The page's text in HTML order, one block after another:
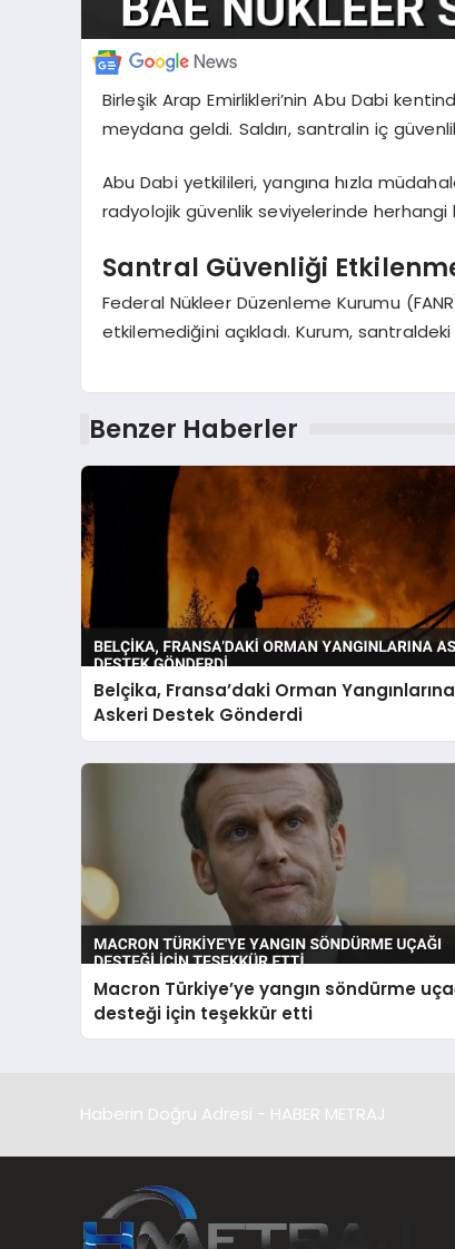
Birleşik Arap Emirlikleri’nin Abu Dabi
meydana geldi. Saldırı, santralin iç
Abu Dabi yetkilileri, yangına hızla
radyolojik güvenlik seviyelerinde
Santral Güvenliği
Federal Nükleer Düzenleme Kurumu
etkilemediğini açıkladı. Kurum,
Benzer Haberler
Belçika, Fransa’daki Orman Yangınlarına
Askeri Destek Gönderdi
Macron Türkiye’ye yangın söndürme
desteği için teşekkür etti
Haberin Doğru Adresi - HABER METRAJ